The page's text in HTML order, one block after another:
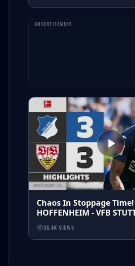
Chaos In Stoppage
HOFFENHEIM - VFB
Highlights | Matchday 32
Bundesliga 2025/26
36.4K VIEWS